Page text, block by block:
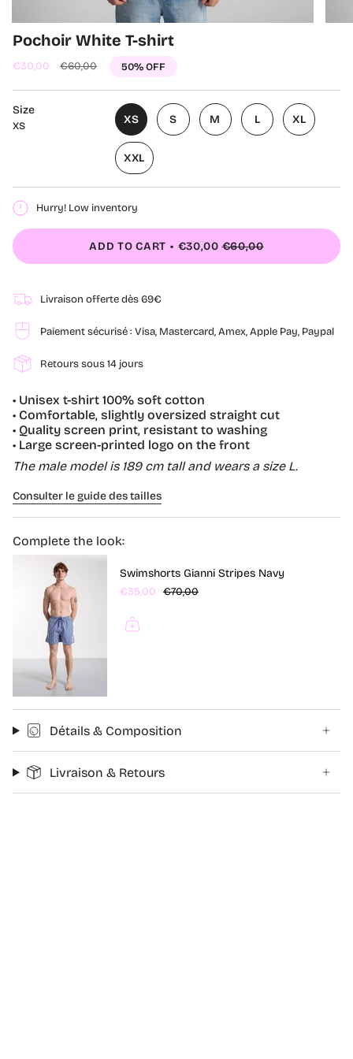
Pochoir White T-shirt
€30,00
Regular
€60,00 50% OFF
Size
XS XS S M L XL
XXL
Hurry! Low inventory
ADD TO CART €30,00€60,00
Livraison offerte dès 69€
Paiement sécurisé : Visa, Mastercard, Amex, Apple Pay, Paypal
Retours sous 14 jours
• Unisex t-shirt 100% soft cotton
• Comfortable, slightly oversized straight cut
• Quality screen print, resistant to washing
• Large screen-printed logo on the front
The male model is 189 cm tall and wears a size L.
Consulter le guide des tailles
Complete the look:
Swimshorts Gianni Stripes Navy
€35,00 €70,00
Détails & Composition
Livraison & Retours